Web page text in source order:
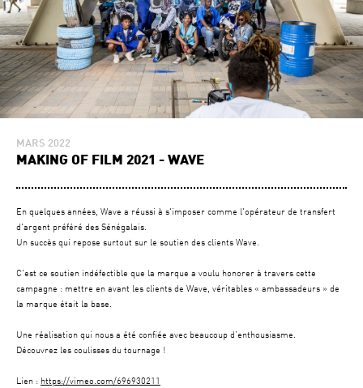
MARS 2022
MAKING OF FILM 2021 - WAVE
En quelques années, Wave a réussi à s'imposer comme l'opérateur de transfert
d'argent préféré des Sénégalais.
Un succès qui repose surtout sur le soutien des clients Wave.
C'est ce soutien indéfectible que la marque a voulu honorer à travers cette
campagne : mettre en avant les clients de Wave, véritables « ambassadeurs » de
la marque était la base.
Une réalisation qui nous a été confiée avec beaucoup d’enthousiasme.
Découvrez les coulisses du tournage !
Lien : https://vimeo.com/696930211